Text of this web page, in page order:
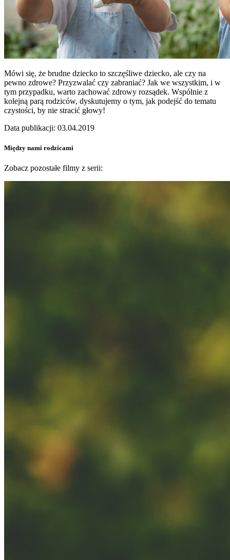
Mówi się, że brudne dziecko to szczęśliwe dziecko, ale czy na
pewno zdrowe? Przyzwalać czy zabraniać? Jak we wszystkim, i w
tym przypadku, warto zachować zdrowy rozsądek. Wspólnie z
kolejną parą rodziców, dyskutujemy o tym, jak podejść do tematu
czystości, by nie stracić głowy!
Data publikacji: 03.04.2019
Między nami rodzicami
Zobacz pozostałe filmy z serii: